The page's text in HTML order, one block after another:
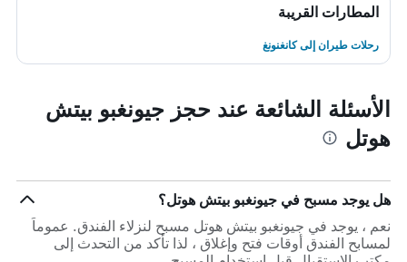
المطارات القريبة
رحلات طيران إلى كانغنونغ
الأسئلة الشائعة عند حجز جيونغبو بيتش
هوتل
هل يوجد مسبح في جيونغبو بيتش هوتل؟
نعم ، يوجد في جيونغبو بيتش هوتل مسبح لنزلاء الفندق. عموماً
لمسابح الفندق أوقات فتح وإغلاق ، لذا تأكد من التحدث إلى